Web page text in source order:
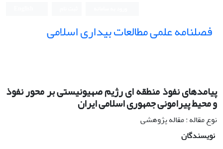
فصلنامه علمی مطالعات بیداری اسلامی
پیامدهای نفوذ منطقه ای رژیم صهیونیستی بر محور نفوذ
و محیط پیرامونی جمهوری اسلامی ایران
نوع مقاله : مقاله پژوهشی
نویسندگان